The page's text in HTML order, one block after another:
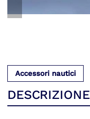
Accessori nautici
DESCRIZIONE